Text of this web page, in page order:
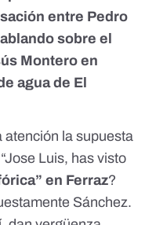
entre Pedro
sobre el
Montero en
agua de El
atención la supuesta
Luis, has visto
en Ferraz?
Sánchez.